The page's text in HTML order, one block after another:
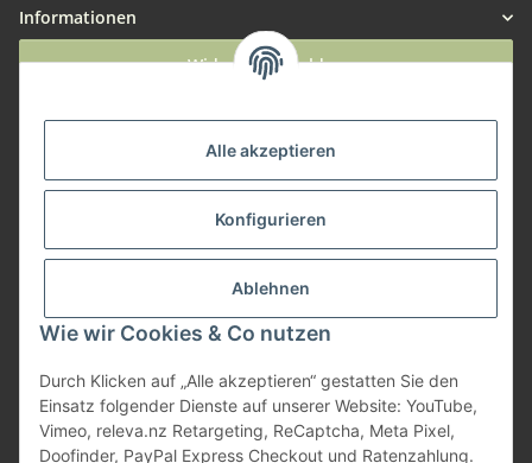
Alle akzeptieren
Konfigurieren
Ablehnen
Wie wir Cookies & Co nutzen
Durch Klicken auf „Alle akzeptieren“ gestatten Sie den
Einsatz folgender Dienste auf unserer Website: YouTube,
Vimeo, releva.nz Retargeting, ReCaptcha, Meta Pixel,
Doofinder, PayPal Express Checkout und Ratenzahlung.
Informationen
Widerruf anmelden
Zahlungsmöglichkeiten